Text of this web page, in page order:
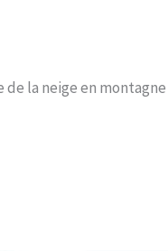
de la neige en